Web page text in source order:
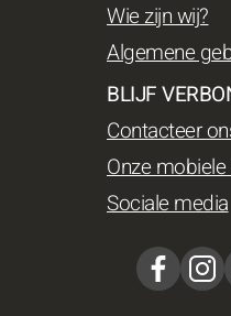
Wie zijn wij?
Algemene
BLIJF
Contacteer
Onze
Sociale media